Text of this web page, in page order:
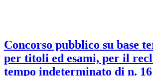
Concorso pubblico su base
per titoli ed esami, per il
tempo indeterminato di n.